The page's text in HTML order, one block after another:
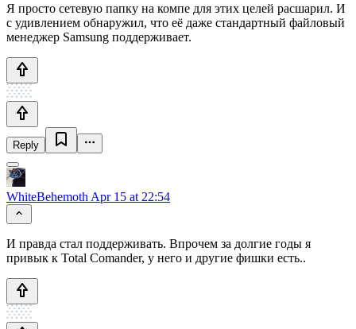
Я просто сетевую папку на компе для этих целей расшарил. И
с удивлением обнаружил, что её даже стандартный файловый
менеджер Samsung поддерживает.
Reply
WhiteBehemoth Apr 15 at 22:54
И правда стал поддерживать. Впрочем за долгие годы я
привык к Total Comander, у него и другие фишки есть..